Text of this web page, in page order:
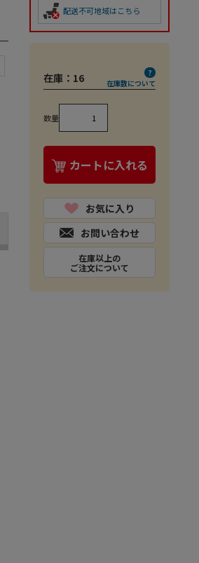
配送不可地域はこちら
在庫： 16 在庫数について
数量
カートに入れる
お気に入り
お問い合わせ
在庫以上の
ご注文について